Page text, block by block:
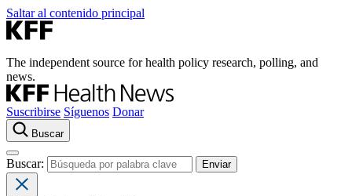
Saltar al contenido principal
The independent source for health policy research, polling, and
news.
Suscribirse Síguenos Donar
Buscar
Buscar: